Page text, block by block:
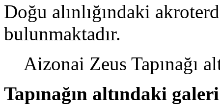
Doğu alınlığındaki
bulunmaktadır.
Aizonai Zeus Tapınağı
Tapınağın altındaki